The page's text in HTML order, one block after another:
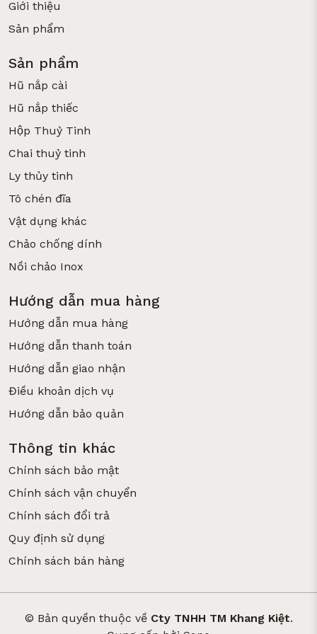
4. Meal Prep Cho Người Bận Rộn
cả tuần.
Hâm nóng trực tiếp
Không nhiễm mùi
Xem sản phẩm: https://khangkiet.vn/ho-p-thuy-tinh
Giới thiệu
Sản phẩm
Sản phẩm
Hũ nắp cài
Hũ nắp thiếc
Hộp Thuỷ Tinh
Chai thuỷ tinh
Ly thủy tinh
Tô chén đĩa
Vật dụng khác
Chảo chống dính
Nồi chảo Inox
Hướng dẫn mua hàng
Hướng dẫn mua hàng
Hướng dẫn thanh toán
Hướng dẫn giao nhận
Điều khoản dịch vụ
Hướng dẫn bảo quản
Thông tin khác
Chính sách bảo mật
Chính sách vận chuyển
Chính sách đổi trả
Quy định sử dụng
Chính sách bán hàng
© Bản quyền thuộc về Cty TNHH TM Khang Kiệt.